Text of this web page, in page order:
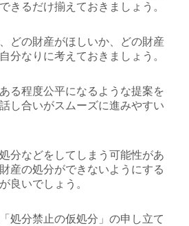
きるだけ揃えておきましょう。
どの財産がほしいか、どの財産
分なりに考えておきましょう。
る程度公平になるような提案を
し合いがスムーズに進みやすい
分などをしてしまう可能性があ
産の処分ができないようにする
良いでしょう。
処分禁止の仮処分」の申し立て